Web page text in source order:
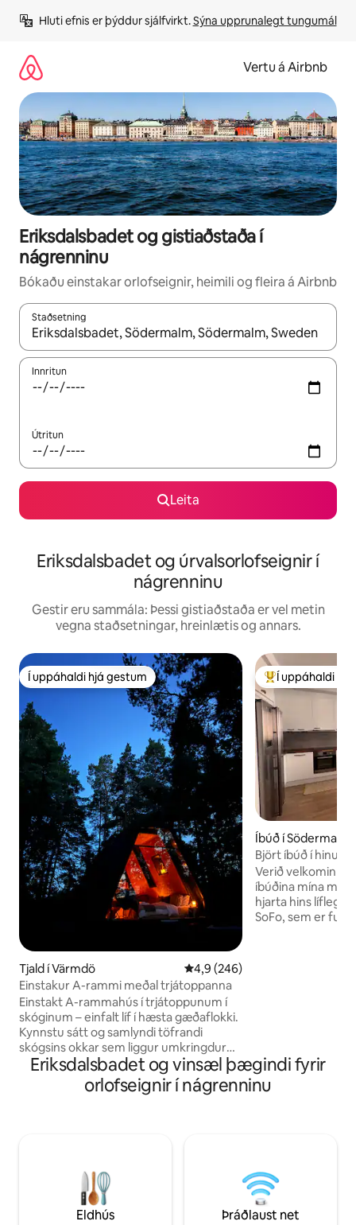
beint
Hluti efnis er þýddur sjálfvirkt. Sýna upprunalegt tungumál
Vertu á Airbnb
Eriksdalsbadet og gistiaðstaða í
nágrenninu
Bókaðu einstakar orlofseignir, heimili og fleira á Airbnb
Staðsetning
Þegar niðurstöður liggja fyrir skaltu nota upp og niður
Innritun
Útritun
Leita
Eriksdalsbadet og úrvalsorlofseignir í
nágrenninu
Gestir eru sammála: Þessi gistiaðstaða er vel metin
vegna staðsetningar, hreinlætis og annars.
Í uppáhaldi hjá gestum
Í uppáhaldi hjá gestum
Tjald í Värmdö 4,9 af 5 í meðaleinkunn, 246
4,9 (246)
Einstakur A-rammi meðal trjátoppanna
Einstakt A-rammahús í trjátoppunum í
skóginum – einfalt líf í hæsta gæðaflokki.
Kynnstu sátt og samlyndi töfrandi
skógsins okkar sem liggur umkringdur
náttúrufegurðinni og þar sem hver
dagur er eins og eining við náttúruna.
Njóttu vindsins og þess að vera úti í
Einfalt salerni og sturta í um það bil 90
metra fjarlægð. Aðeins sturtuaðgangur
yfir sumartímann. Hámarkspláss fyrir tvo
einstaklinga.
Í mestu
Í uppáhaldi
Íbúð í Södermalm
Björt íbúð í hinu
Verið velkomin í
íbúðina mína
hjarta hins líflega
SoFo, sem er full
þráðlausu neti.
Eriksdalsbadet og vinsæl þægindi fyrir
orlofseignir í nágrenninu
Eldhús Þráðlaust net